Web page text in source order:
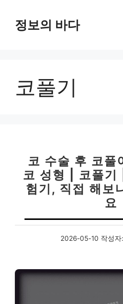
정보의 바다
코풀기
코 수술 후 코풀
코 성형 | 코풀기
험기, 직접 해보
요
2026-05-10 작성자: